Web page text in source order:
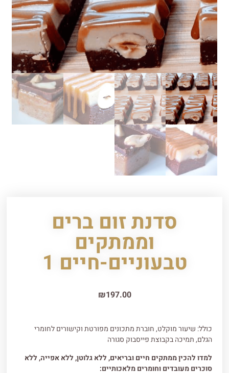
סדנת זום ברים
וממתקים
טבעוניים-חיים 1
₪197.00
כולל: שיעור מוקלט, חוברת מתכונים מפורטת וקישורים לחומרי
הגלם, תמיכה בקבוצת פייסבוק סגורה
למדו להכין ממתקים חיים ובריאים, ללא גלוטן, ללא אפייה, ללא
סוכרים מעובדים וחומרים מלאכותיים: